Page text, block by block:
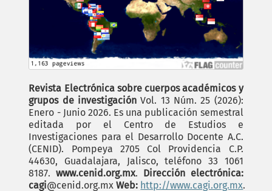
Revista Electrónica sobre cuerpos académicos y
grupos de investigación Vol. 13 Núm. 25 (2026):
Enero - Junio 2026. Es una publicación semestral
editada por el Centro de Estudios e
Investigaciones para el Desarrollo Docente A.C.
(CENID). Pompeya 2705 Col Providencia C.P.
44630, Guadalajara, Jalisco, teléfono 33 1061
8187.www.cenid.org.mx. Dirección electrónica:
cagi@cenid.org.mxWeb: http://www.cagi.org.mx.